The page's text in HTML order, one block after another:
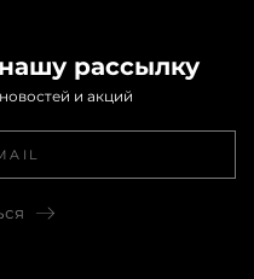
рассылку
и акций